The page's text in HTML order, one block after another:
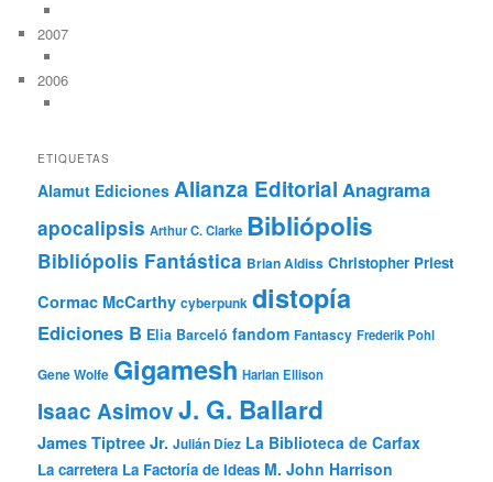
2007
2006
ETIQUETAS
Alamut Ediciones Alianza Editorial Anagrama
apocalipsis Arthur C. Clarke Bibliópolis
Bibliópolis Fantástica Brian Aldiss Christopher Priest
Cormac McCarthy cyberpunk distopía
Ediciones B Elia Barceló fandom Fantascy Frederik Pohl
Gene Wolfe Gigamesh Harlan Ellison
Isaac AsimovJ. G. Ballard
James Tiptree Jr. Julián Díez La Biblioteca de Carfax
La carretera La Factoría de Ideas M. John Harrison